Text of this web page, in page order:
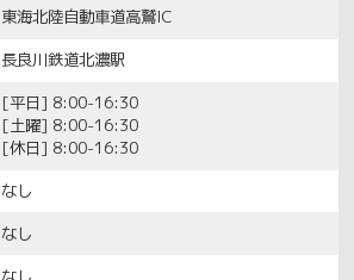
東海北陸自動車道高鷲IC
長良川鉄道北濃駅
[平日] 8:00-16:30
[土曜] 8:00-16:30
[休日] 8:00-16:30
なし
なし